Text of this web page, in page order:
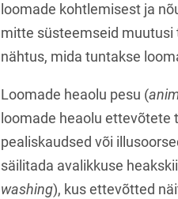
loomade kohtlemisest ja
mitte süsteemseid muutusi
nähtus, mida tuntakse
Loomade heaolu pesu (
loomade heaolu ettevõtete
pealiskaudsed või
säilitada avalikkuse
washing), kus ettevõtted